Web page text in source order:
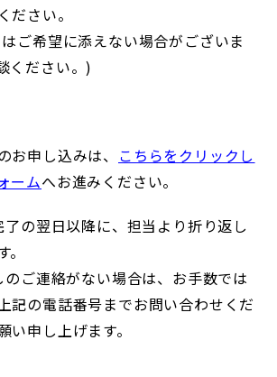
ださい。
ご希望に添えない場合がございま
ください。)
お申し込みは、 こちらをクリックし
ームへお進みください。
了の翌日以降に、担当より折り返し
のご連絡がない場合は、お手数では
記の電話番号までお問い合わせくだ
い申し上げます。